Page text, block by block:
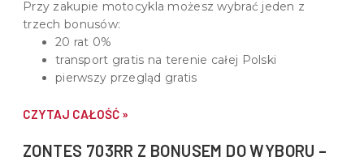
Przy zakupie motocykla możesz wybrać jeden z
trzech bonusów:
20 rat 0%
transport gratis na terenie całej Polski
pierwszy przegląd gratis
CZYTAJ CAŁOŚĆ »
ZONTES 703RR Z BONUSEM DO WYBORU –